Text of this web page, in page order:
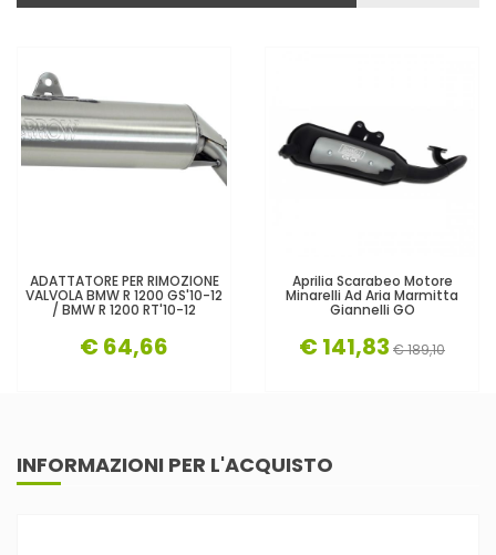
ADATTATORE PER RIMOZIONE
VALVOLA BMW R 1200 GS'10-12
/ BMW R 1200 RT'10-12
€ 64,66
Aprilia Scarabeo Motore
Minarelli Ad Aria Marmitta
Giannelli GO
€ 141,83 € 189,10
INFORMAZIONI PER L'ACQUISTO